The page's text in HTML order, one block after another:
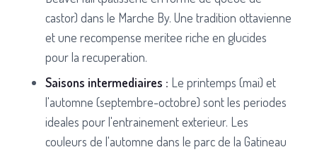
castor) dans le Marche By. Une tradition ottavienne
et une recompense meritee riche en glucides
pour la recuperation.
Saisons intermediaires : Le printemps (mai) et
l'automne (septembre-octobre) sont les periodes
ideales pour l'entrainement exterieur. Les
couleurs de l'automne dans le parc de la Gatineau